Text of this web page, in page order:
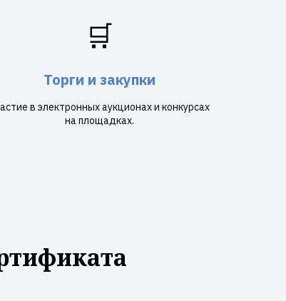
🛒
Торги и закупки
в электронных аукционах и конкурсах
на площадках.